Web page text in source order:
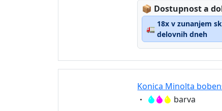
📦 Lagerstatus:
Dostupnost a
🚛
18x v zunanjem
delovnih dneh
Konica Minolta
Eigenschaft:barva